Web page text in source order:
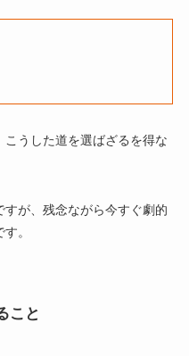
うした道を選ばざるを得な
が、残念ながら今すぐ劇的
。
こと